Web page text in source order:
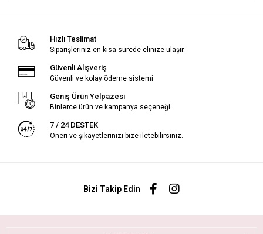
Hızlı Teslimat
Siparişleriniz en kısa sürede elinize ulaşır.
Güvenli Alışveriş
Güvenli ve kolay ödeme sistemi
Geniş Ürün Yelpazesi
Binlerce ürün ve kampanya seçeneği
7 / 24 DESTEK
Öneri ve şikayetlerinizi bize iletebilirsiniz.
Bizi Takip Edin